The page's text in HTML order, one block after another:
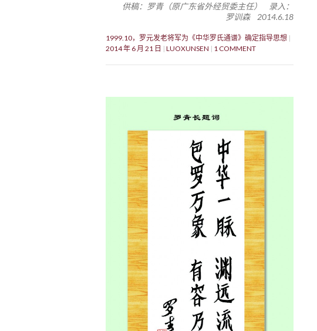
供稿：罗青（原广东省外经贸委主任） 录入：
罗训森 2014.6.18
1999.10，罗元发老将军为《中华罗氏通谱》确定指导思想
2014 年 6 月 21 日
LUOXUNSEN 1 COMMENT